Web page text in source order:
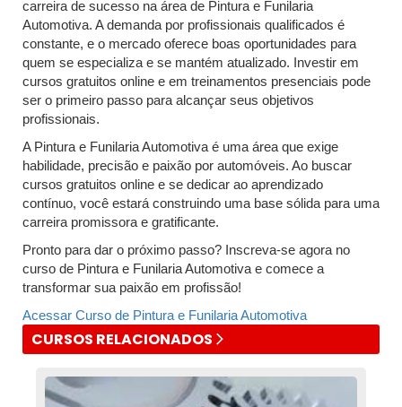
carreira de sucesso na área de Pintura e Funilaria
Automotiva. A demanda por profissionais qualificados é
constante, e o mercado oferece boas oportunidades para
quem se especializa e se mantém atualizado. Investir em
cursos gratuitos online e em treinamentos presenciais pode
ser o primeiro passo para alcançar seus objetivos
profissionais.
A Pintura e Funilaria Automotiva é uma área que exige
habilidade, precisão e paixão por automóveis. Ao buscar
cursos gratuitos online e se dedicar ao aprendizado
contínuo, você estará construindo uma base sólida para uma
carreira promissora e gratificante.
Pronto para dar o próximo passo? Inscreva-se agora no
curso de Pintura e Funilaria Automotiva e comece a
transformar sua paixão em profissão!
Acessar Curso de Pintura e Funilaria Automotiva
CURSOS RELACIONADOS